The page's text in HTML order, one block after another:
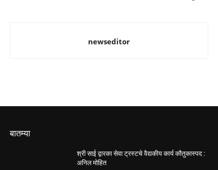
newseditor
बातम्या
श्री साई द्वारका सेवा ट्रस्टचे वैद्यकीय कार्य कौतुकास्पद :
अनिल मोहित